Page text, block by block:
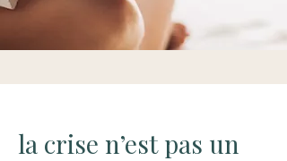
la crise n’est pas un